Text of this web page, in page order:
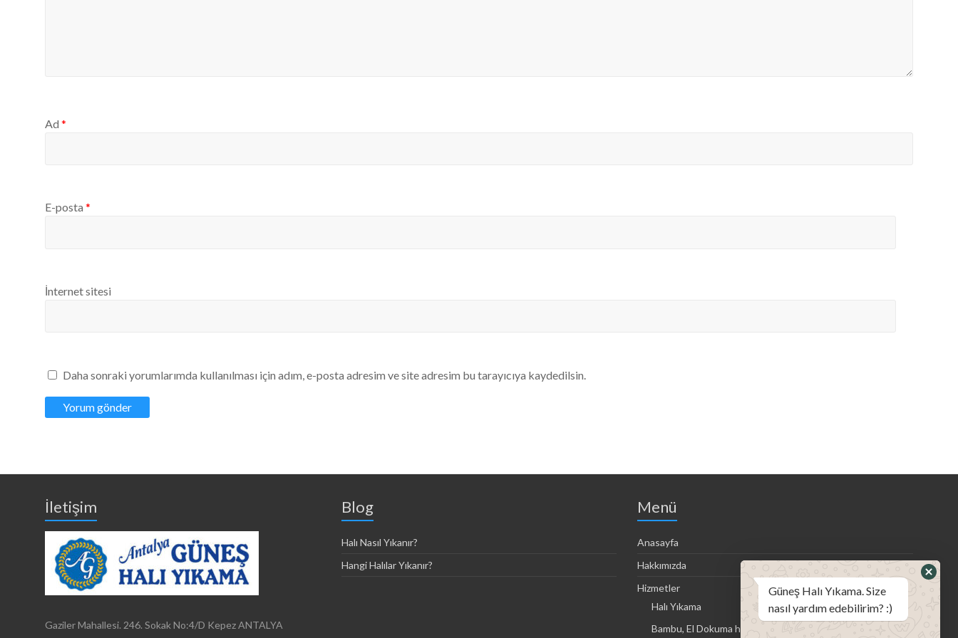
Ad *
E-posta *
İnternet sitesi
Daha sonraki yorumlarımda kullanılması için adım, e-posta adresim ve site adresim bu tarayıcıya kaydedilsin.
İletişim
Gaziler Mahallesi. 246. Sokak No:4/D Kepez ANTALYA
Blog
Halı Nasıl Yıkanır?
Hangi Halılar Yıkanır?
Menü
Anasayfa
Hakkımızda
Hizmetler
Halı Yıkama
Bambu, El Dokuma halı, Kilim Yıkama
Güneş Halı Yıkama. Size
nasıl yardım edebilirim? :)